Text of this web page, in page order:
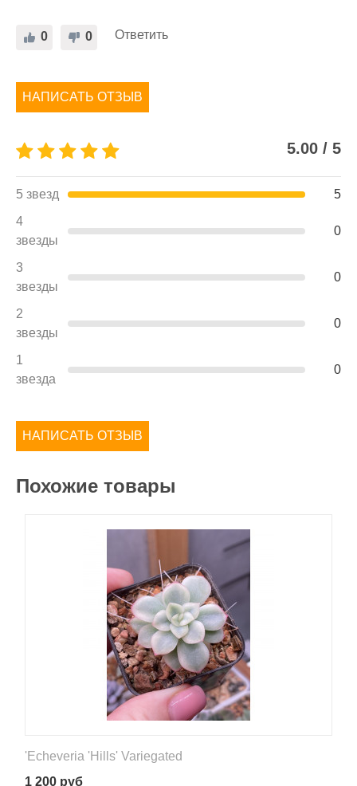
0
0 Ответить
НАПИСАТЬ ОТЗЫВ
5.00 / 5
5 звезд
5
4
звезды
0
3
звезды
0
2
звезды
0
1
звезда
0
НАПИСАТЬ ОТЗЫВ
Похожие товары
'Echeveria 'Hills' Variegated
1 200 руб